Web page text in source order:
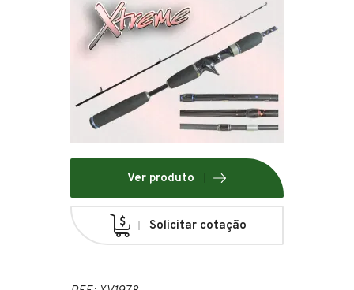
Ver produto
Solicitar cotação